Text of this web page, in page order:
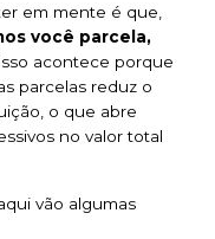
em mente é que,
você parcela,
acontece porque
parcelas reduz o
o que abre
no valor total
vão algumas